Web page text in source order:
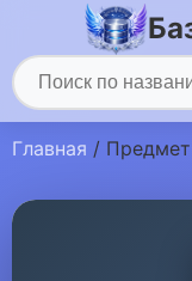
Главная /